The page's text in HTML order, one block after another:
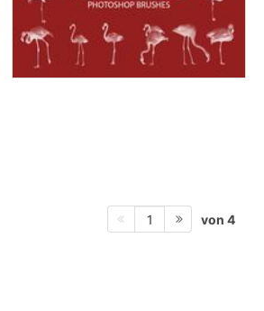
1 von 4